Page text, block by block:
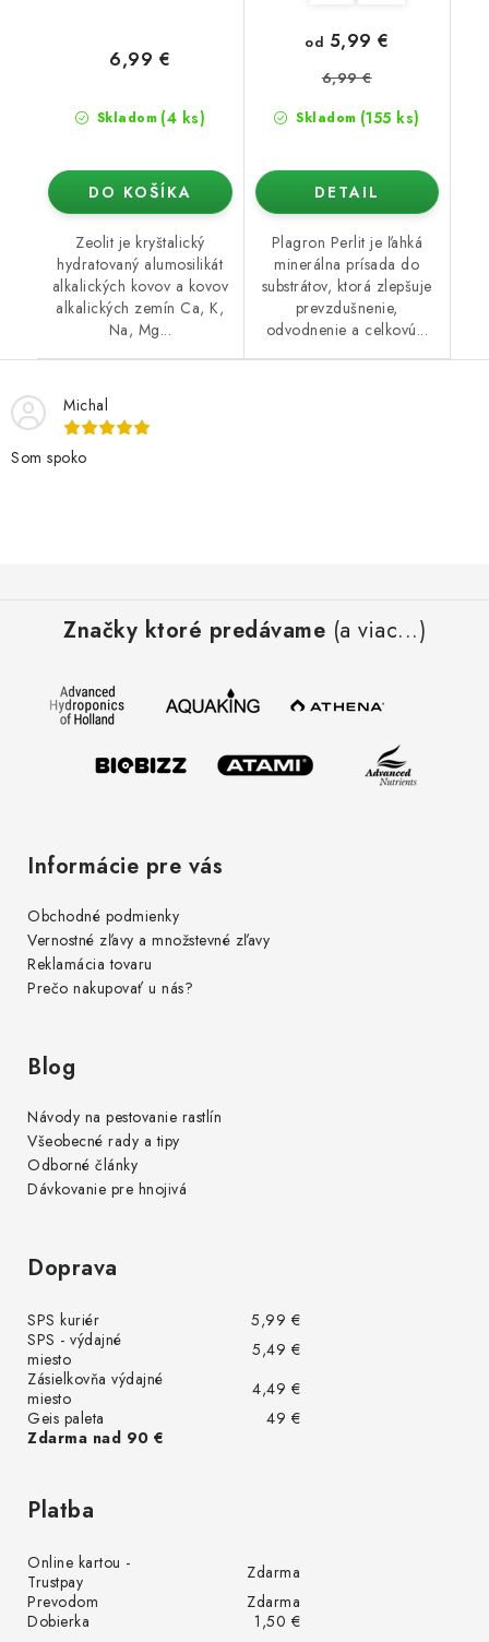
Skladom (4 ks)
6,99 €
DO KOŠÍKA
Zeolit je kryštalický
hydratovaný alumosilikát
alkalických kovov a kovov
alkalických zemín Ca, K,
Na, Mg...
Skladom (155 ks)
od 5,99 €
6,99 €
DETAIL
Plagron Perlit je ľahká
minerálna prísada do
substrátov, ktorá zlepšuje
prevzdušnenie,
odvodnenie a celkovú...
Michal
Som spoko
Značky ktoré predávame (a viac...)
Informácie pre vás
Obchodné podmienky
Vernostné zľavy a množstevné zľavy
Reklamácia tovaru
Prečo nakupovať u nás?
Blog
Návody na pestovanie rastlín
Všeobecné rady a tipy
Odborné články
Dávkovanie pre hnojivá
Doprava
SPS kuriér
5,99 €
SPS - výdajné
miesto
5,49 €
Zásielkovňa výdajné
miesto
4,49 €
Geis paleta
49 €
Zdarma nad 90 €
Platba
Online kartou -
Trustpay
Zdarma
Prevodom
Zdarma
Dobierka
1,50 €